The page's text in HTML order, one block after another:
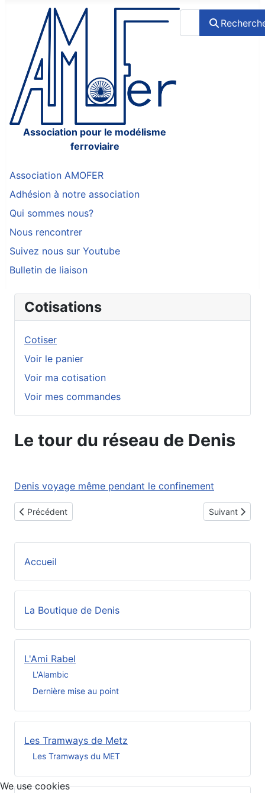
Association pour le modélisme
ferroviaire
Rechercher
Association AMOFER
Adhésion à notre association
Qui sommes nous?
Nous rencontrer
Suivez nous sur Youtube
Bulletin de liaison
Cotisations
Cotiser
Voir le panier
Voir ma cotisation
Voir mes commandes
Le tour du réseau de Denis
Denis voyage même pendant le confinement
Article précédent : Le tour de réseau Amofer le 9 janvier 2019
Précédent Article suivant
Suivant
Accueil
La Boutique de Denis
L'Ami Rabel
L'Alambic
Dernière mise au point
Les Tramways de Metz
Les Tramways du MET
We use cookies